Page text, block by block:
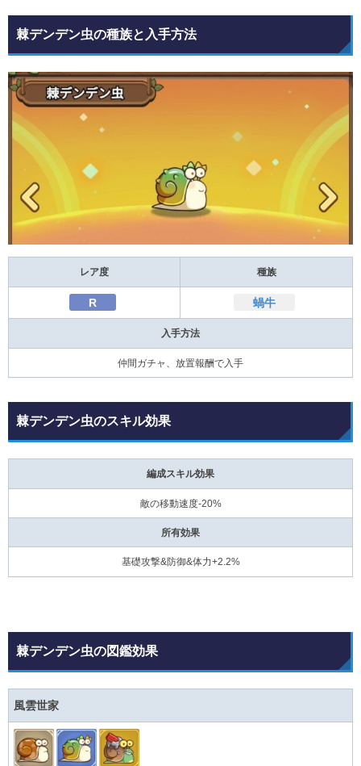
棘デンデン虫の種族と入手方法
レア度 種族
R 蝸牛
入手方法
仲間ガチャ、放置報酬で入手
棘デンデン虫のスキル効果
編成スキル効果
敵の移動速度-20%
所有効果
基礎攻撃&防御&体力+2.2%
棘デンデン虫の図鑑効果
風雲世家